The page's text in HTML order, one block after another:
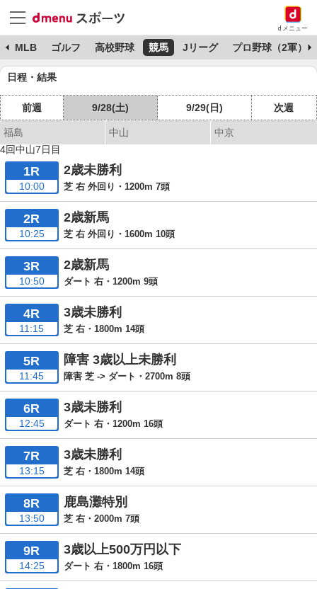
dメニュー
MLB ゴルフ 高校野球 競馬 Jリーグ プロ野球（2軍）
日程・結果
前週 9/28(土) 9/29(日) 次週
福島 中山
中京
4回中山7日目
1R
10:00
2歳未勝利
芝 右 外回り・1200m 7頭
2R
10:25
2歳新馬
芝 右 外回り・1600m 10頭
3R
10:50
2歳新馬
ダート 右・1200m 9頭
4R
11:15
3歳未勝利
芝 右・1800m 14頭
5R
11:45
障害 3歳以上未勝利
障害 芝 -> ダート・2700m 8頭
6R
12:45
3歳未勝利
ダート 右・1200m 16頭
7R
13:15
3歳未勝利
芝 右・1800m 14頭
8R
13:50
鹿島灘特別
芝 右・2000m 7頭
9R
14:25
3歳以上500万円以下
ダート 右・1800m 16頭